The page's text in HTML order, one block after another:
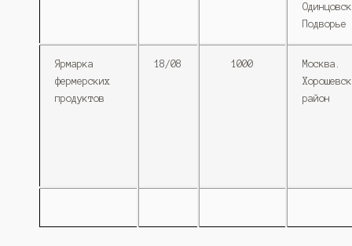
Подворье
Ярмарка
фермерских
продуктов
18/08 1000
Москва.
район